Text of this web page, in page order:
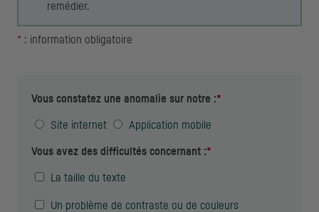
remédier.
* : information obligatoire
Vous constatez une anomalie sur notre :*
Site internet Application mobile
Vous avez des difficultés concernant :*
La taille du texte
Un problème de contraste ou de couleurs